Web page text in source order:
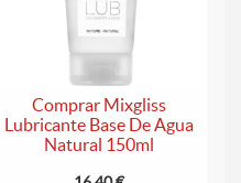
Comprar Mixgliss
Lubricante Base De Agua
Natural 150ml